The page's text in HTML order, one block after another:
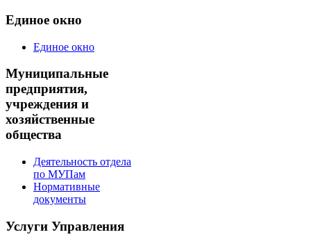
Единое окно
Единое окно
Муниципальные
предприятия,
учреждения и
хозяйственные
общества
Деятельность отдела
по МУПам
Нормативные
документы
Услуги Управления